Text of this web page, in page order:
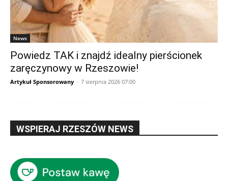
News
Powiedz TAK i znajdź idealny pierścionek
zaręczynowy w Rzeszowie!
Artykuł Sponsorowany - 7 sierpnia 2026 07:00
WSPIERAJ RZESZÓW NEWS